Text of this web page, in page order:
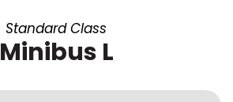
Standard Class
Minibus L